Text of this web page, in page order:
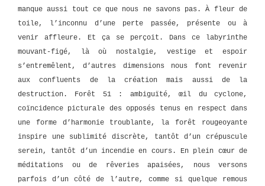
manque aussi tout ce que nous ne savons pas. À fleur de
toile, l’inconnu d’une perte passée, présente ou à
venir affleure. Et ça se perçoit. Dans ce labyrinthe
mouvant-figé, là où nostalgie, vestige et espoir
s’entremêlent, d’autres dimensions nous font revenir
aux confluents de la création mais aussi de la
destruction. Forêt 51 : ambiguïté, œil du cyclone,
coïncidence picturale des opposés tenus en respect dans
une forme d’harmonie troublante, la forêt rougeoyante
inspire une sublimité discrète, tantôt d’un crépuscule
serein, tantôt d’un incendie en cours. En plein cœur de
méditations ou de rêveries apaisées, nous versons
parfois d’un côté de l’autre, comme si quelque remous